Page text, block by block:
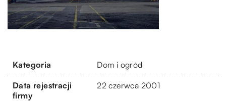
Kategoria Dom i ogród
Data rejestracji
firmy
22 czerwca 2001